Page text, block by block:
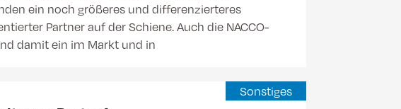
ein noch größeres und differenzierteres
Partner auf der Schiene. Auch die NACCO-
damit ein im Markt und in
Sonstiges